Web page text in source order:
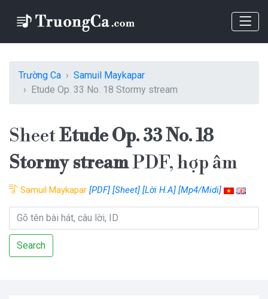
Trường Ca
Samuil Maykapar
Etude Op. 33 No. 18 Stormy stream
SheetEtude Op. 33 No. 18
Stormy streamPDF, hợp âm
Samuil Maykapar [PDF] [Sheet] [Lời H.A] [Mp4/Midi]
Search